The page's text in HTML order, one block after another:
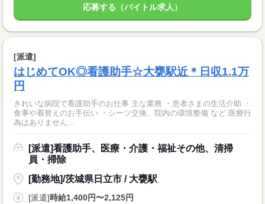
応募する（バイトル求人）
[派遣]
はじめてOK◎看護助手☆大甕駅近＊日収1.1万
円
きれいな病院で看護助手のお仕事 主な業務 ・患者さまの生活介助 ・
食事や着替えのお手伝い ・シーツ交換、院内の環境整備 など 医療行
為はありません...
[派遣]看護助手、医療・介護・福祉その他、清掃
員・掃除
[勤務地]/茨城県日立市 / 大甕駅
[派遣]時給1,400円〜2,125円